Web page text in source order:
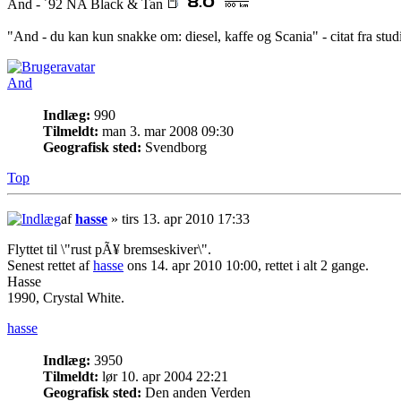
And - ´92 NA Black & Tan
"And - du kan kun snakke om: diesel, kaffe og Scania" - citat fra
And
Indlæg: 990
Tilmeldt: man 3. mar 2008 09:30
Geografisk sted: Svendborg
Top
afhasse » tirs 13. apr 2010 17:33
Flyttet til \"rust pÃ¥ bremseskiver\".
Senest rettet afhasse ons 14. apr 2010 10:00, rettet i alt 2 gange.
Hasse
1990, Crystal White.
hasse
Indlæg: 3950
Tilmeldt: lør 10. apr 2004 22:21
Geografisk sted: Den anden Verden